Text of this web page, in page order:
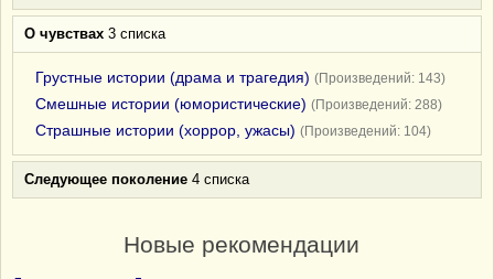
О чувствах 3 списка
Грустные истории (драма и трагедия) (Произведений: 143)
Смешные истории (юмористические) (Произведений: 288)
Страшные истории (хоррор, ужасы) (Произведений: 104)
Следующее поколение 4 списка
Новые рекомендации